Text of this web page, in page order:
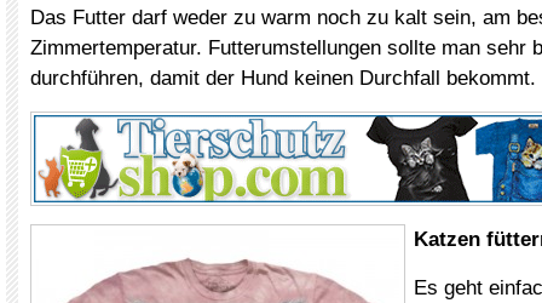
Das Futter darf weder zu warm noch zu kalt sein, am
Zimmertemperatur. Futterumstellungen sollte man sehr
durchführen, damit der Hund keinen Durchfall bekommt.
Katzen
Es geht